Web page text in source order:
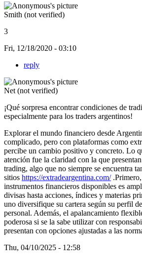
Smith (not verified)
3
Fri, 12/18/2020 - 03:10
reply
Net (not verified)
¡Qué sorpresa encontrar condiciones de
especialmente para los traders argentinos!
Explorar el mundo financiero desde
complicado, pero con plataformas como
percibe un cambio positivo y concreto. Lo
atención fue la claridad con la que
trading, algo que no siempre se encuentra
sitios https://extradeargentina.com/.Primero,
instrumentos financieros disponibles es
divisas hasta acciones, índices y materias
uno diversifique su cartera según su perfil
personal. Además, el apalancamiento
poderosa si se la sabe utilizar con
presentan con opciones ajustadas a las
Thu, 04/10/2025 - 12:58